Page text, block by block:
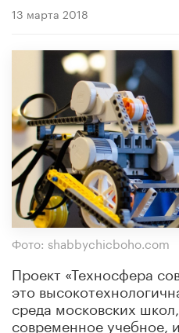
13 марта 2018
Фото: shabbychicboho.com
Проект «Техносфера
это
среда московских
современное учебное,